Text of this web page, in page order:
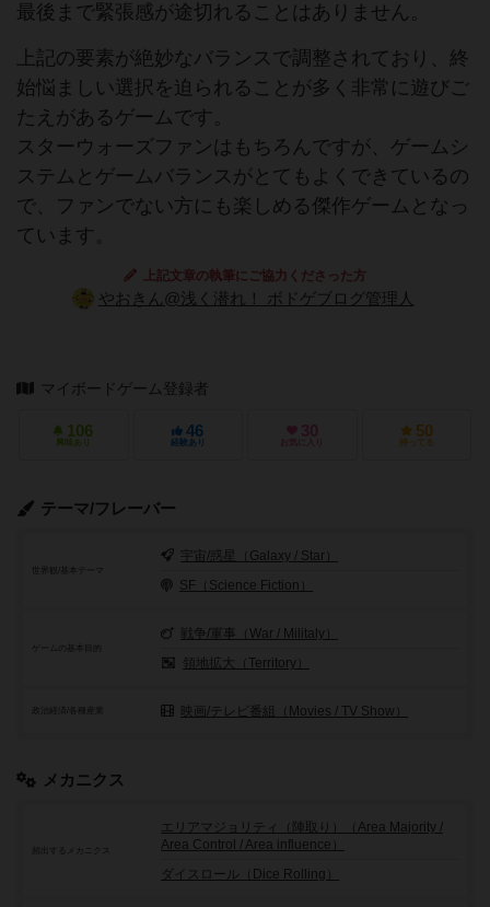
最後まで緊張感が途切れることはありません。
上記の要素が絶妙なバランスで調整されており、終
始悩ましい選択を迫られることが多く非常に遊びご
たえがあるゲームです。
スターウォーズファンはもちろんですが、ゲームシ
ステムとゲームバランスがとてもよくできているの
で、ファンでない方にも楽しめる傑作ゲームとなっ
ています。
上記文章の執筆にご協力くださった方
やおきん@浅く潜れ！ ボドゲブログ管理人
マイボードゲーム登録者
106
興味あり
46
経験あり
30
お気に入り
50
持ってる
テーマ/フレーバー
世界観/基本テーマ
宇宙/惑星（Galaxy / Star）
SF（Science Fiction）
ゲームの基本目的
戦争/軍事（War / Militaly）
領地拡大（Territory）
政治経済/各種産業 映画/テレビ番組（Movies / TV Show）
メカニクス
頻出するメカニクス
エリアマジョリティ（陣取り）（Area Majority /
Area Control / Area influence）
ダイスロール（Dice Rolling）